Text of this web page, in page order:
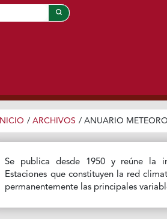
INICIO / ARCHIVOS / ANUARIO
Se publica desde 1950 y reúne la
Estaciones que constituyen la red
permanentemente las principales